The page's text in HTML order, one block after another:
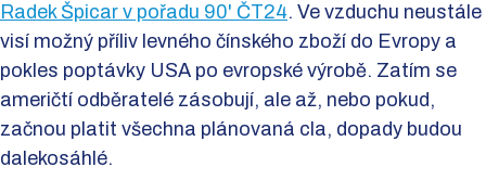
Radek Špicar v pořadu 90' ČT24. Ve vzduchu neustále
visí možný příliv levného čínského zboží do Evropy a
pokles poptávky USA po evropské výrobě. Zatím se
američtí odběratelé zásobují, ale až, nebo pokud,
začnou platit všechna plánovaná cla, dopady budou
dalekosáhlé.